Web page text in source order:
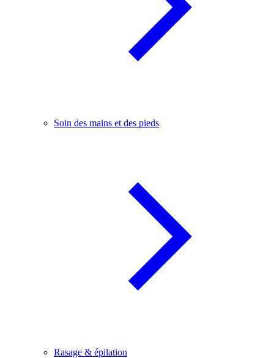
Soin des mains et des pieds
Rasage & épilation